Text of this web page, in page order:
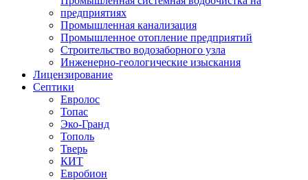
предприятиях
Промышленная канализация
Промышленное отопление предприятий
Cтроительство водозаборного узла
Инженерно-геологические изыскания
Лицензирование
Септики
Евролос
Топас
Эко-Гранд
Тополь
Тверь
КИТ
Евробион